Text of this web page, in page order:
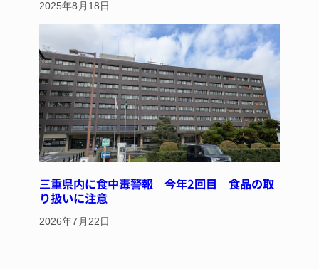
2025年8月18日
三重県内に食中毒警報 今年2回目 食品の取
り扱いに注意
2026年7月22日